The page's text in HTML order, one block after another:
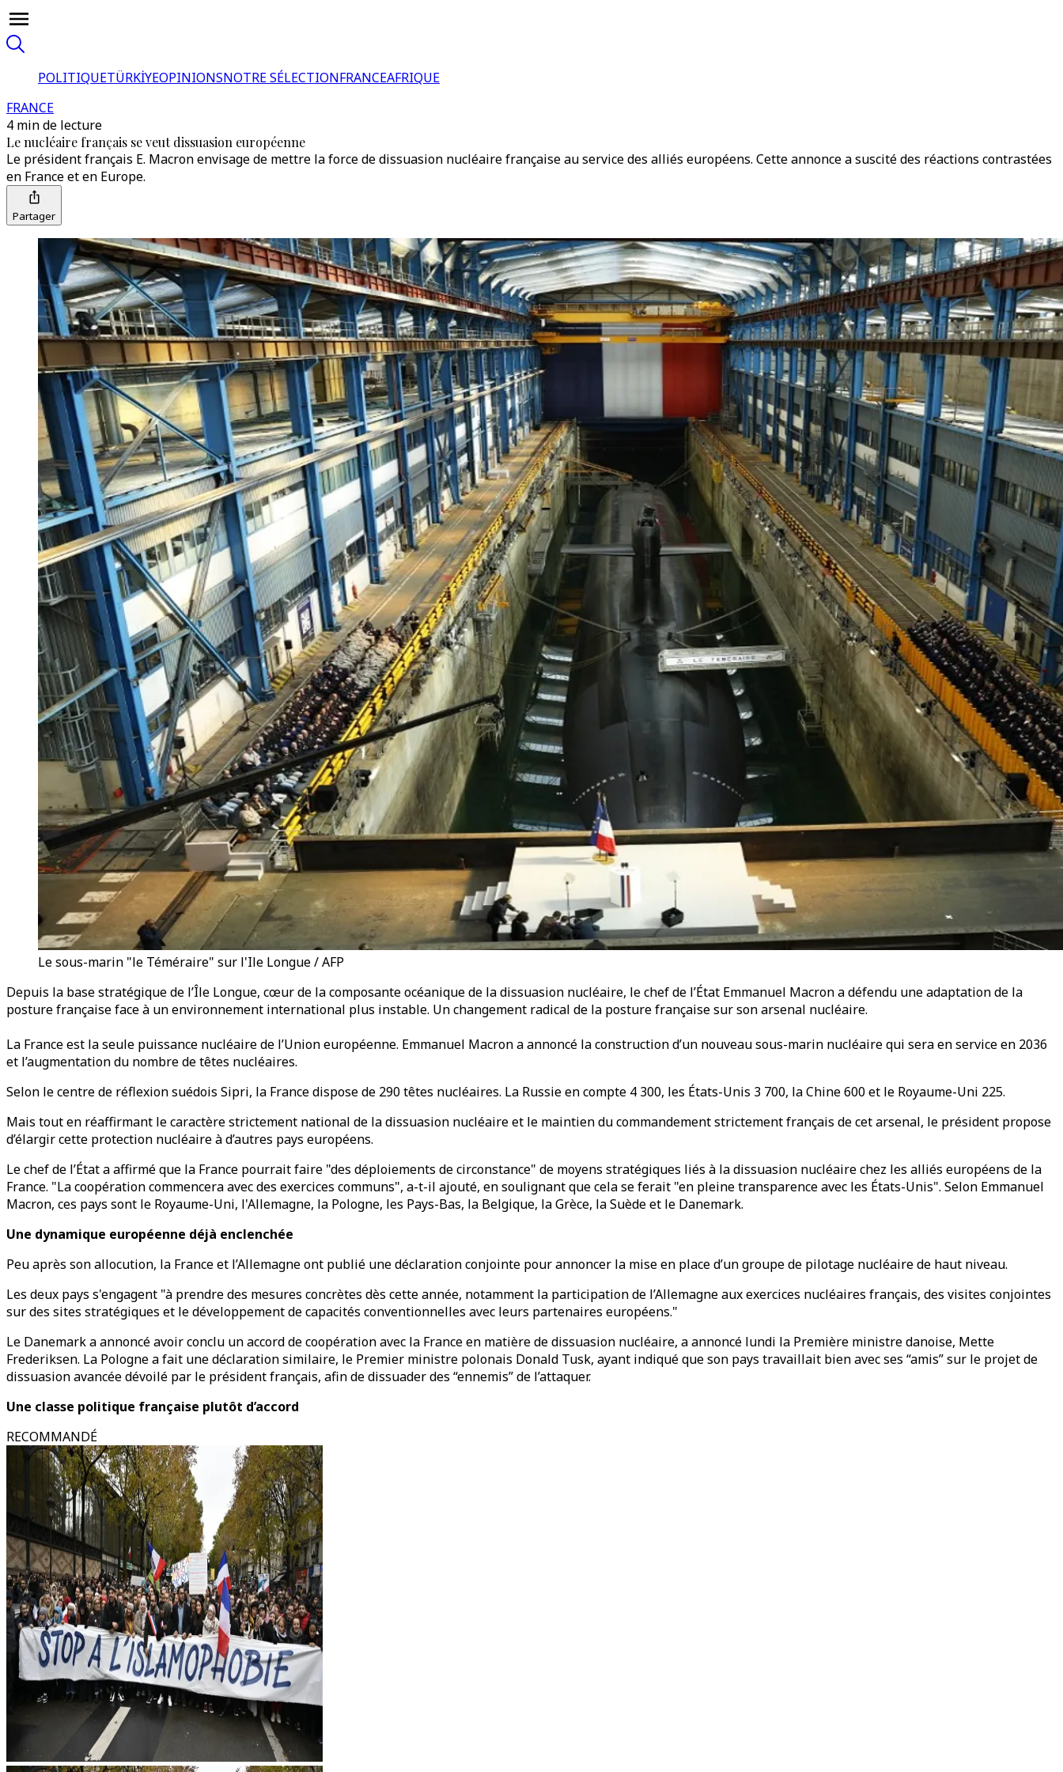
POLITIQUETÜRKİYEOPINIONSNOTRE SÉLECTIONFRANCEAFRIQUE
FRANCE
4 min de lecture
Le nucléaire français se veut dissuasion européenne
Le président français E. Macron envisage de mettre la force de dissuasion nucléaire française au service des alliés européens. Cette annonce a suscité des réactions contrastées
en France et en Europe.
Partager
Le sous-marin "le Téméraire" sur l'Ile Longue / AFP
Depuis la base stratégique de l’Île Longue, cœur de la composante océanique de la dissuasion nucléaire, le chef de l’État Emmanuel Macron a défendu une adaptation de la
posture française face à un environnement international plus instable. Un changement radical de la posture française sur son arsenal nucléaire.
La France est la seule puissance nucléaire de l’Union européenne. Emmanuel Macron a annoncé la construction d’un nouveau sous-marin nucléaire qui sera en service en 2036
et l’augmentation du nombre de têtes nucléaires.
Selon le centre de réflexion suédois Sipri, la France dispose de 290 têtes nucléaires. La Russie en compte 4 300, les États-Unis 3 700, la Chine 600 et le Royaume-Uni 225.
Mais tout en réaffirmant le caractère strictement national de la dissuasion nucléaire et le maintien du commandement strictement français de cet arsenal, le président propose
d’élargir cette protection nucléaire à d’autres pays européens.
Le chef de l’État a affirmé que la France pourrait faire "des déploiements de circonstance" de moyens stratégiques liés à la dissuasion nucléaire chez les alliés européens de la
France. "La coopération commencera avec des exercices communs", a-t-il ajouté, en soulignant que cela se ferait "en pleine transparence avec les États-Unis". Selon Emmanuel
Macron, ces pays sont le Royaume-Uni, l'Allemagne, la Pologne, les Pays-Bas, la Belgique, la Grèce, la Suède et le Danemark.
Une dynamique européenne déjà enclenchée
Peu après son allocution, la France et l’Allemagne ont publié une déclaration conjointe pour annoncer la mise en place d’un groupe de pilotage nucléaire de haut niveau.
Les deux pays s'engagent "à prendre des mesures concrètes dès cette année, notamment la participation de l’Allemagne aux exercices nucléaires français, des visites conjointes
sur des sites stratégiques et le développement de capacités conventionnelles avec leurs partenaires européens."
Le Danemark a annoncé avoir conclu un accord de coopération avec la France en matière de dissuasion nucléaire, a annoncé lundi la Première ministre danoise, Mette
Frederiksen. La Pologne a fait une déclaration similaire, le Premier ministre polonais Donald Tusk, ayant indiqué que son pays travaillait bien avec ses “amis” sur le projet de
dissuasion avancée dévoilé par le président français, afin de dissuader des “ennemis” de l’attaquer.
Une classe politique française plutôt d’accord
RECOMMANDÉ